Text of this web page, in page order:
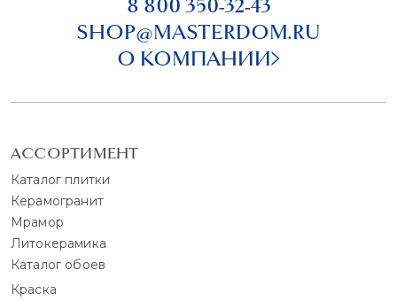
SHOP@MASTERDOM.RU
О КОМПАНИИ
АССОРТИМЕНТ
Каталог плитки
Керамогранит
Мрамор
Литокерамика
Каталог обоев
Краска